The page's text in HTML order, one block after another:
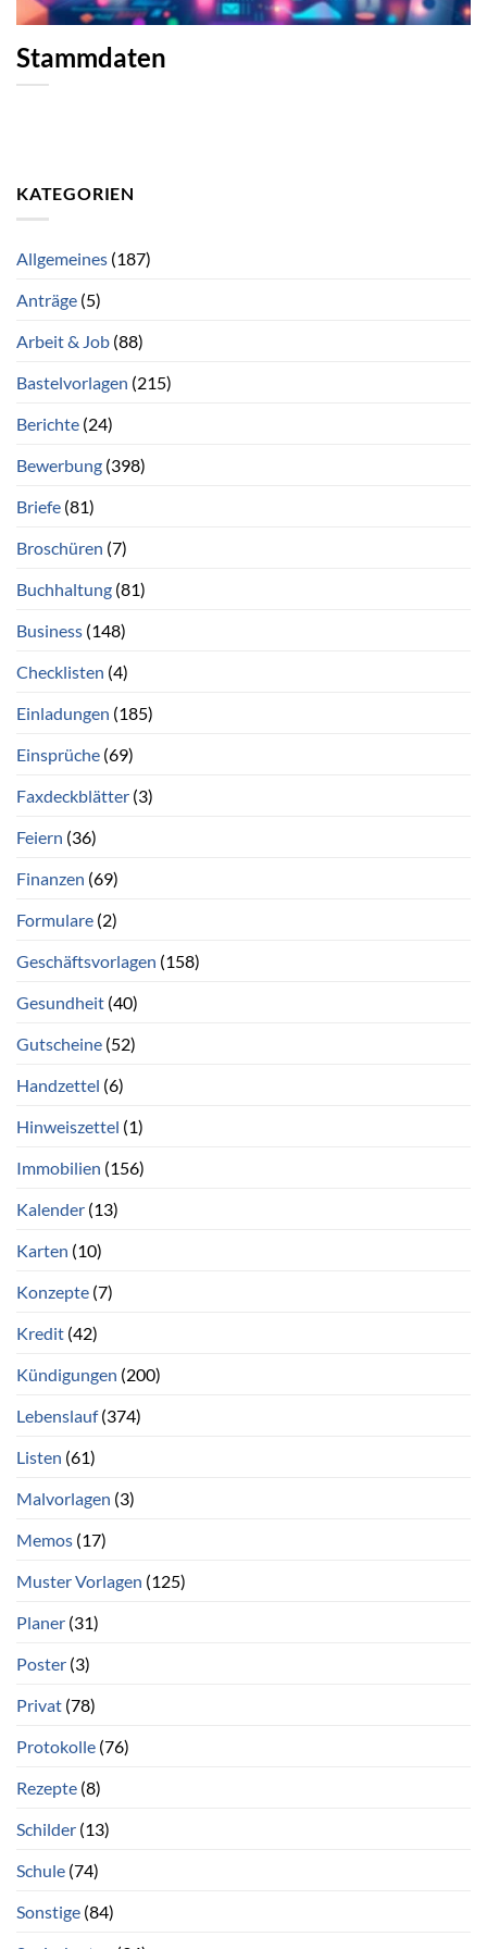
Stammdaten
KATEGORIEN
Allgemeines (187)
Anträge (5)
Arbeit & Job (88)
Bastelvorlagen (215)
Berichte (24)
Bewerbung (398)
Briefe (81)
Broschüren (7)
Buchhaltung (81)
Business (148)
Checklisten (4)
Einladungen (185)
Einsprüche (69)
Faxdeckblätter (3)
Feiern (36)
Finanzen (69)
Formulare (2)
Geschäftsvorlagen (158)
Gesundheit (40)
Gutscheine (52)
Handzettel (6)
Hinweiszettel (1)
Immobilien (156)
Kalender (13)
Karten (10)
Konzepte (7)
Kredit (42)
Kündigungen (200)
Lebenslauf(374)
Listen (61)
Malvorlagen (3)
Memos (17)
Muster Vorlagen (125)
Planer (31)
Poster (3)
Privat (78)
Protokolle (76)
Rezepte (8)
Schilder (13)
Schule (74)
Sonstige (84)